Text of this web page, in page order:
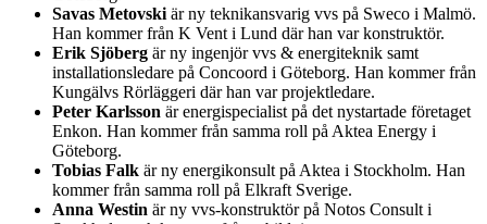
Savas Metovski är ny teknikansvarig vvs på Sweco i Malmö.
Han kommer från K Vent i Lund där han var konstruktör.
Erik Sjöberg är ny ingenjör vvs & energiteknik samt
installationsledare på Concoord i Göteborg. Han kommer från
Kungälvs Rörläggeri där han var projektledare.
Peter Karlsson är energispecialist på det nystartade företaget
Enkon. Han kommer från samma roll på Aktea Energy i
Göteborg.
Tobias Falk är ny energikonsult på Aktea i Stockholm. Han
kommer från samma roll på Elkraft Sverige.
Anna Westin är ny vvs-konstruktör på Notos Consult i